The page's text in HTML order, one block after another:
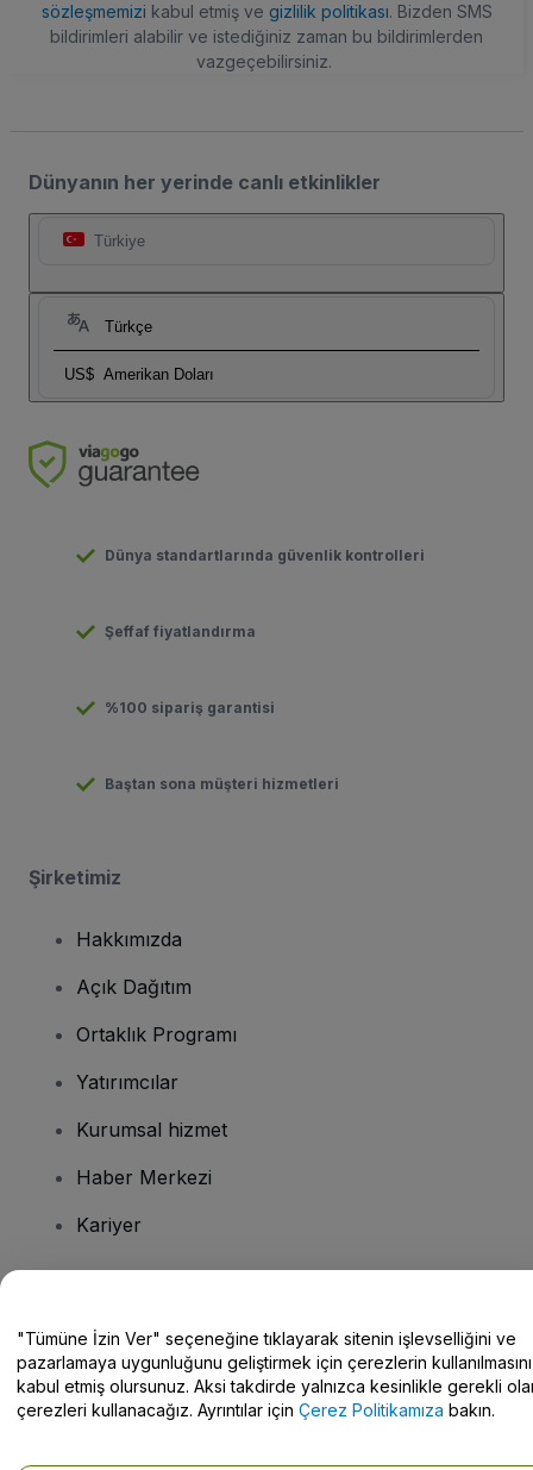
sözleşmemizi kabul etmiş ve gizlilik politikası. Bizden SMS
bildirimleri alabilir ve istediğiniz zaman bu bildirimlerden
vazgeçebilirsiniz.
Dünyanın her yerinde canlı etkinlikler
Türkiye
Türkçe
US$ Amerikan Doları
Dünya standartlarında güvenlik kontrolleri
Şeffaf fiyatlandırma
%100 sipariş garantisi
Baştan sona müşteri hizmetleri
Şirketimiz
Hakkımızda
Açık Dağıtım
Ortaklık Programı
Yatırımcılar
Kurumsal hizmet
Haber Merkezi
Kariyer
Yardım Merkezi / Bize Ulaşın
"Tümüne İzin Ver" seçeneğine tıklayarak sitenin işlevselliğini ve
pazarlamaya uygunluğunu geliştirmek için çerezlerin kullanılmasını
kabul etmiş olursunuz. Aksi takdirde yalnızca kesinlikle gerekli
çerezleri kullanacağız. Ayrıntılar için Çerez Politikamıza bakın.